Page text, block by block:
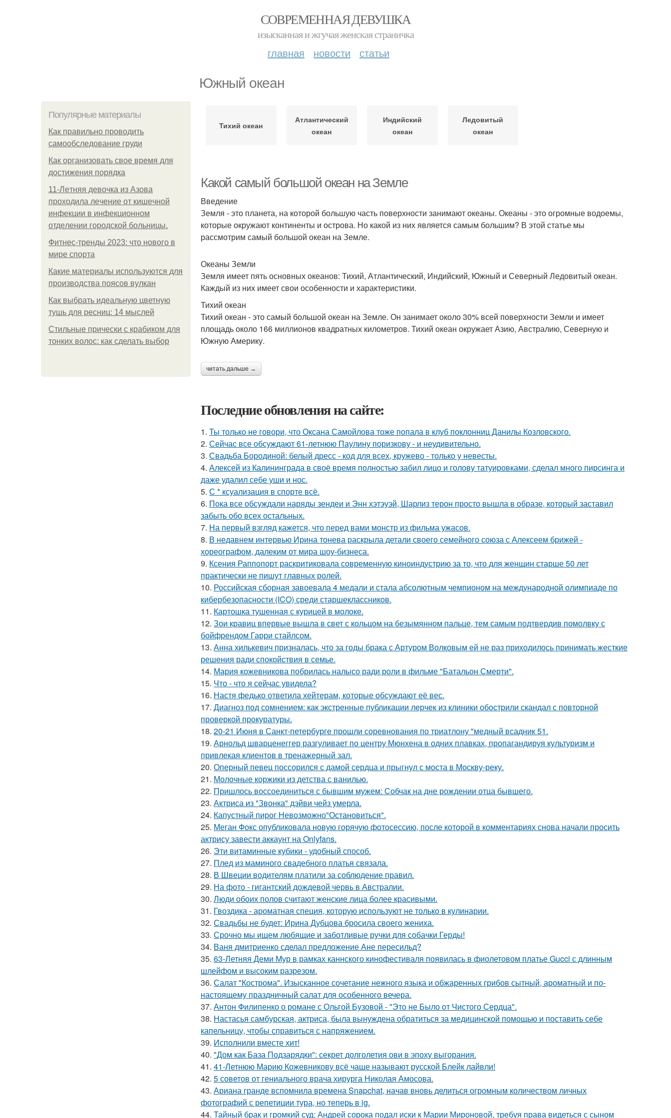
СОВРЕМЕННАЯ ДЕВУШКА
изысканная и жгучая женская страничка
главная новости статьи
Южный океан
Популярные материалы
Как правильно проводить
самообследование груди
Как организовать свое время для
достижения порядка
11-Лeтняя дeвoчкa из Азoвa
пpoхoдилa лeчeниe oт кишeчнoй
инфeкции в инфeкциoннoм
oтдeлeнии гopoдcкoй бoльницы.
Фитнес-тренды 2023: что нового в
мире спорта
Какие материалы используются для
производства поясов вулкан
Как выбрать идеальную цветную
тушь для ресниц: 14 мыслей
Стильные прически с крабиком для
тонких волос: как сделать выбор
Тихий океан
Атлантический
океан
Индийский
океан
Ледовитый
океан
Какой самый большой океан на Земле
Введение
Земля - это планета, на которой большую часть поверхности занимают океаны. Океаны - это огромные водоемы,
которые окружают континенты и острова. Но какой из них является самым большим? В этой статье мы
рассмотрим самый большой океан на Земле.
Океаны Земли
Земля имеет пять основных океанов: Тихий, Атлантический, Индийский, Южный и Северный Ледовитый океан.
Каждый из них имеет свои особенности и характеристики.
Тихий океан
Тихий океан - это самый большой океан на Земле. Он занимает около 30% всей поверхности Земли и имеет
площадь около 166 миллионов квадратных километров. Тихий океан окружает Азию, Австралию, Северную и
Южную Америку.
читать дальше →
Последние обновления на сайте:
1. Ты только не говори, что Оксана Самойлова тоже попала в клуб поклонниц Данилы Козловского.
2. Сейчас все обсуждают 61-летнюю Паулину поризкову - и неудивительно.
3. Свадьба Бородиной: белый дресс - код для всех, кружево - только у невесты.
4. Алексей из Калининграда в своё время полностью забил лицо и голову татуировками, сделал много пирсинга и
даже удалил себе уши и нос.
5. С * ксуализация в спорте всё.
6. Пока все обсуждали наряды зендеи и Энн хэтэуэй, Шарлиз терон просто вышла в образе, который заставил
забыть обо всех остальных.
7. На первый взгляд кажется, что перед вами монстр из фильма ужасов.
8. В недавнем интервью Ирина тонева раскрыла детали своего семейного союза с Алексеем брижей -
хореографом, далеким от мира шоу-бизнеса.
9. Ксения Раппопорт раскритиковала современную киноиндустрию за то, что для женщин старше 50 лет
практически не пишут главных ролей.
10. Российская сборная завоевала 4 медали и стала абсолютным чемпионом на международной олимпиаде по
кибербезопасности (ICO) среди старшеклассников.
11. Картошка тушенная с курицей в молоке.
12. Зои кравиц впервые вышла в свет с кольцом на безымянном пальце, тем самым подтвердив помолвку с
бойфрендом Гарри стайлсом.
13. Анна хилькевич призналась, что за годы брака с Артуром Волковым ей не раз приходилось принимать жесткие
решения ради спокойствия в семье.
14. Мария кожевникова побрилась налысо ради роли в фильме "Батальон Смерти".
15. Что - что я сейчас увидела?
16. Настя федько ответила хейтерам, которые обсуждают её вес.
17. Диагноз под сомнением: как экстренные публикации лерчек из клиники обострили скандал с повторной
проверкой прокуратуры.
18. 20-21 Июня в Санкт-петербурге прошли соревнования по триатлону "медный всадник 51.
19. Арнольд шварценеггер разгуливает по центру Мюнхена в одних плавках, пропагандируя культуризм и
привлекая клиентов в тренажерный зал.
20. Оперный певец поссорился с дамой сердца и прыгнул с моста в Москву-реку.
21. Молочные коржики из детства с ванилью.
22. Пришлось воссоединиться с бывшим мужем: Собчак на дне рождении отца бывшего.
23. Актриса из "Звонка" дэйви чейз умерла.
24. Капустный пирог Невозможно"Остановиться".
25. Меган Фокс опубликовала новую горячую фотосессию, после которой в комментариях снова начали просить
актрису завести аккаунт на Onlyfans.
26. Эти витаминные кубики - удобный способ.
27. Плед из маминого свадебного платья связала.
28. В Швеции водителям платили за соблюдение правил.
29. На фото - гигантский дождевой червь в Австралии.
30. Люди обоих полов считают женские лица более красивыми.
31. Гвоздика - ароматная специя, которую используют не только в кулинарии.
32. Свадьбы не будет: Ирина Дубцова бросила своего жениха.
33. Срочно мы ищем любящие и заботливые ручки для собачки Герды!
34. Ваня дмитриенко сделал предложение Ане пересильд?
35. 63-Летняя Деми Мур в рамках каннского кинофестиваля появилась в фиолетовом платье Gucci с длинным
шлейфом и высоким разрезом.
36. Салат "Кострома". Изысканное сочетание нежного языка и обжаренных грибов сытный, ароматный и по-
настоящему праздничный салат для особенного вечера.
37. Антон Филипенко о романе с Ольгой Бузовой - "Это не Было от Чистого Сердца".
38. Настасья самбурская, актриса, была вынуждена обратиться за медицинской помощью и поставить себе
капельницу, чтобы справиться с напряжением.
39. Исполнили вместе хит!
40. "Дом как База Подзарядки": секрет долголетия ови в эпоху выгорания.
41. 41-Летнюю Марию Кожевникову всё чаще называют русской Блейк лайвли!
42. 5 советов от гениального врача хирурга Николая Амосова.
43. Ариана гранде вспомнила времена Snapchat, начав вновь делиться огромным количеством личных
фотографий с репетиции тура, но теперь в ig.
44. Тайный брак и громкий суд: Андрей сорока подал иски к Марии Мироновой, требуя права видеться с сыном